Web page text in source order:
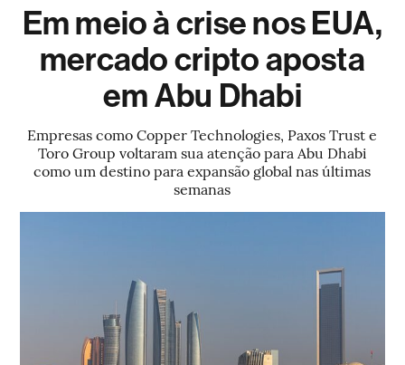
Em meio à crise nos EUA,
mercado cripto aposta
em Abu Dhabi
Empresas como Copper Technologies, Paxos Trust e
Toro Group voltaram sua atenção para Abu Dhabi
como um destino para expansão global nas últimas
semanas